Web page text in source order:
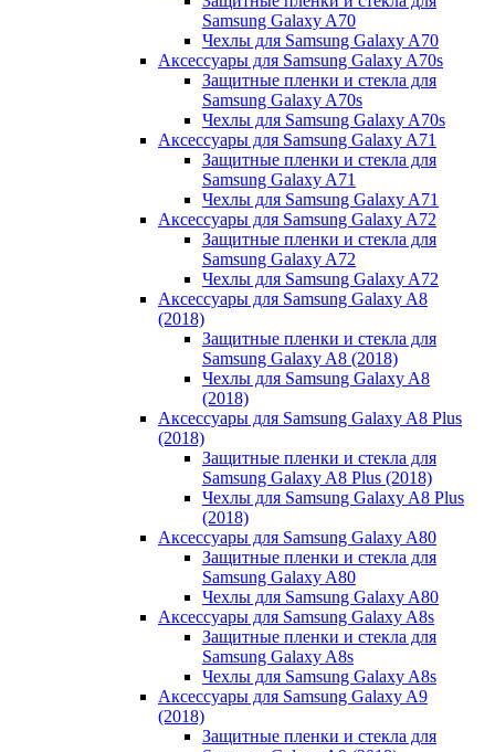
Samsung Galaxy A70
Чехлы для Samsung Galaxy A70
Аксессуары для Samsung Galaxy A70s
Защитные пленки и стекла для
Samsung Galaxy A70s
Чехлы для Samsung Galaxy A70s
Аксессуары для Samsung Galaxy A71
Защитные пленки и стекла для
Samsung Galaxy A71
Чехлы для Samsung Galaxy A71
Аксессуары для Samsung Galaxy A72
Защитные пленки и стекла для
Samsung Galaxy A72
Чехлы для Samsung Galaxy A72
Аксессуары для Samsung Galaxy A8
(2018)
Защитные пленки и стекла для
Samsung Galaxy A8 (2018)
Чехлы для Samsung Galaxy A8
(2018)
Аксессуары для Samsung Galaxy A8 Plus
(2018)
Защитные пленки и стекла для
Samsung Galaxy A8 Plus (2018)
Чехлы для Samsung Galaxy A8 Plus
(2018)
Аксессуары для Samsung Galaxy A80
Защитные пленки и стекла для
Samsung Galaxy A80
Чехлы для Samsung Galaxy A80
Аксессуары для Samsung Galaxy A8s
Защитные пленки и стекла для
Samsung Galaxy A8s
Чехлы для Samsung Galaxy A8s
Аксессуары для Samsung Galaxy A9
(2018)
Защитные пленки и стекла для